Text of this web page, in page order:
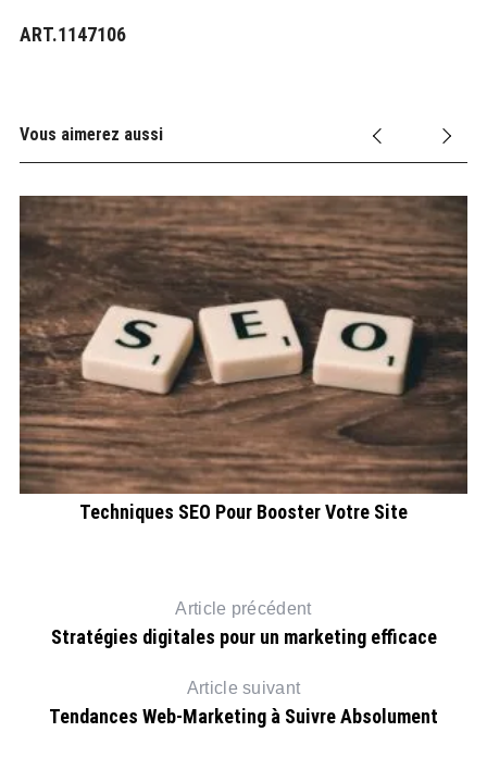
ART.1147106
Vous aimerez aussi
Techniques SEO Pour Booster Votre Site
Article précédent
Stratégies digitales pour un marketing efficace
Article suivant
Tendances Web-Marketing à Suivre Absolument